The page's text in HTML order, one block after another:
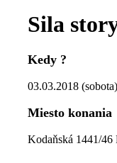
Sila
Kedy ?
03.03.2018
Miesto konania
Kodaňská 1441/46